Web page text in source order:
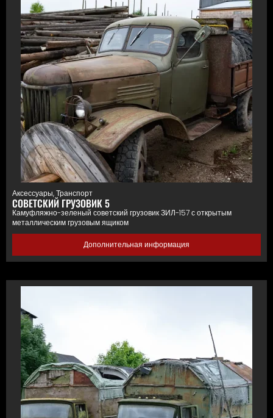
Аксессуары,Транспорт
СОВЕТСКИЙ ГРУЗОВИК 5
Камуфляжно-зеленый советский грузовик ЗИЛ-157 с открытым
металлическим грузовым ящиком
Дополнительная информация